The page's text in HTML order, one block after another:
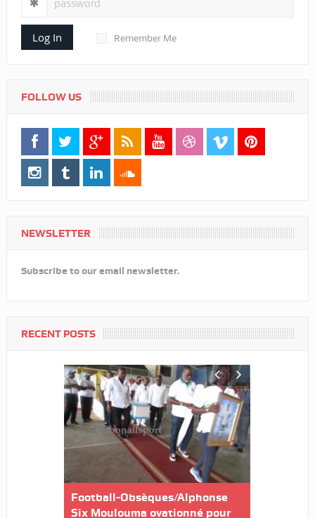
Log In Remember Me
FOLLOW US
NEWSLETTER
Subscribe to our email newsletter.
RECENT POSTS
Football-Obsèques/Alphonse
Six Moulouma ovationné pour